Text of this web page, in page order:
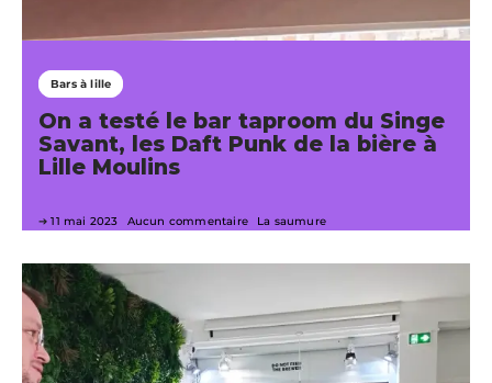
Bars à lille
On a testé le bar taproom du Singe
Savant, les Daft Punk de la bière à
Lille Moulins
11 mai 2023 Aucun commentaire La saumure